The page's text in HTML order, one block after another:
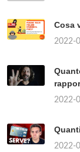
Cosa
2022-
2022-
2022-